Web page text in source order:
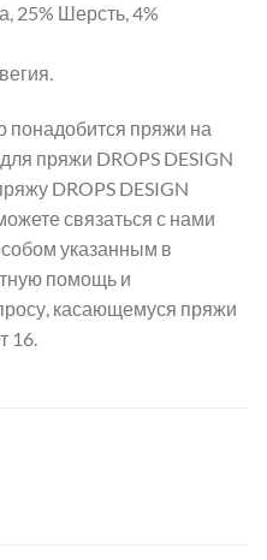
25% Шерсть, 4%
пряжи на
пряжи DROPS DESIGN
DROPS DESIGN
связаться с нами
указанным в
помощь и
касающемуся пряжи
16.